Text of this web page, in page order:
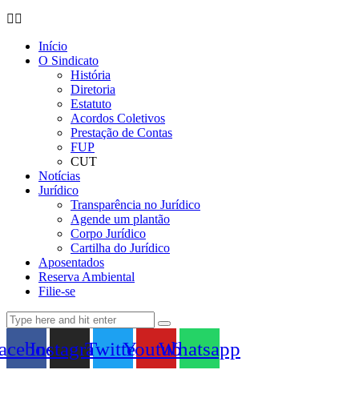
Início
O Sindicato
História
Diretoria
Estatuto
Acordos Coletivos
Prestação de Contas
FUP
CUT
Notícias
Jurídico
Transparência no Jurídico
Agende um plantão
Corpo Jurídico
Cartilha do Jurídico
Aposentados
Reserva Ambiental
Filie-se
InstagramTwitterYoutubeWhatsapp